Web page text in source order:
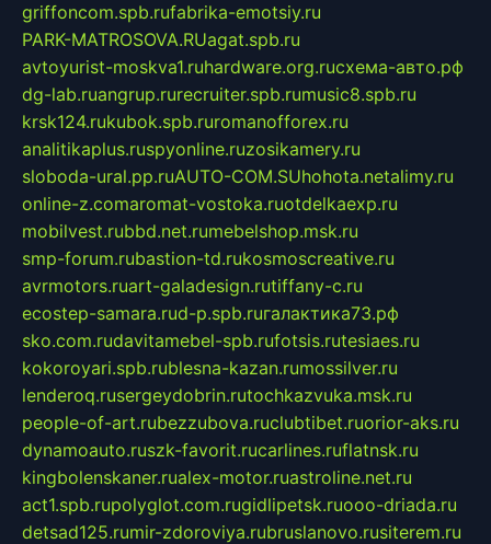
griffoncom.spb.rufabrika-emotsiy.ru
PARK-MATROSOVA.RUagat.spb.ru
avtoyurist-moskva1.ruhardware.org.ruсхема-авто.рф
dg-lab.ruangrup.rurecruiter.spb.rumusic8.spb.ru
krsk124.rukubok.spb.ruromanofforex.ru
analitikaplus.ruspyonline.ruzosikamery.ru
sloboda-ural.pp.ruAUTO-COM.SUhohota.netalimy.ru
online-z.comaromat-vostoka.ruotdelkaexp.ru
mobilvest.rubbd.net.rumebelshop.msk.ru
smp-forum.rubastion-td.rukosmoscreative.ru
avrmotors.ruart-galadesign.rutiffany-c.ru
ecostep-samara.rud-p.spb.ruгалактика73.рф
sko.com.rudavitamebel-spb.rufotsis.rutesiaes.ru
kokoroyari.spb.rublesna-kazan.rumossilver.ru
lenderoq.rusergeydobrin.rutochkazvuka.msk.ru
people-of-art.rubezzubova.ruclubtibet.ruorior-aks.ru
dynamoauto.ruszk-favorit.rucarlines.ruflatnsk.ru
kingbolenskaner.rualex-motor.ruastroline.net.ru
act1.spb.rupolyglot.com.rugidlipetsk.ruooo-driada.ru
detsad125.rumir-zdoroviya.rubruslanovo.rusiterem.ru